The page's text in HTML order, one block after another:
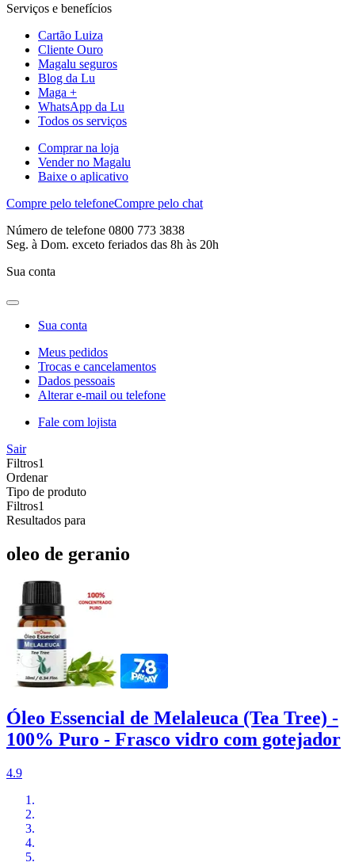
Serviços e benefícios
Cartão Luiza
Cliente Ouro
Magalu seguros
Blog da Lu
Maga +
WhatsApp da Lu
Todos os serviços
Comprar na loja
Vender no Magalu
Baixe o aplicativo
Compre pelo telefoneCompre pelo chat
Número de telefone 0800 773 3838
Seg. à Dom. exceto feriados das 8h às 20h
Sua conta
Sua conta
Meus pedidos
Trocas e cancelamentos
Dados pessoais
Alterar e-mail ou telefone
Fale com lojista
Sair
Filtros1
Ordenar
Tipo de produto
Filtros1
Resultados para
oleo de geranio
Óleo Essencial de Melaleuca (Tea Tree) -
100% Puro - Frasco vidro com gotejador
4.9